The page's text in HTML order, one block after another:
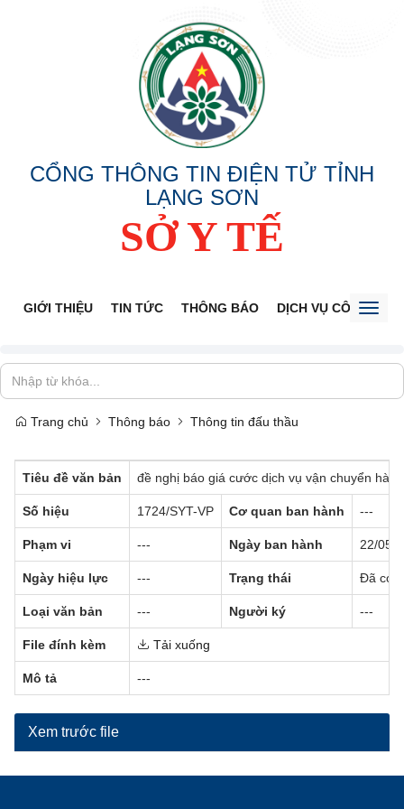
CỔNG THÔNG TIN ĐIỆN TỬ TỈNH
LẠNG SƠN
SỞ Y TẾ
GIỚI THIỆU TIN TỨC THÔNG BÁO DỊCH VỤ CÔNG
Trang chủ Thông báo Thông tin đấu thầu
Tiêu đề văn bản đề nghị báo giá cước dịch vụ vận chuyển
Số hiệu 1724/SYT-VP Cơ quan ban hành ---
Phạm vi --- Ngày ban hành 22/05/
Ngày hiệu lực --- Trạng thái Đã có
Loại văn bản --- Người ký ---
File đính kèm Tải xuống
Mô tả ---
Xem trước file